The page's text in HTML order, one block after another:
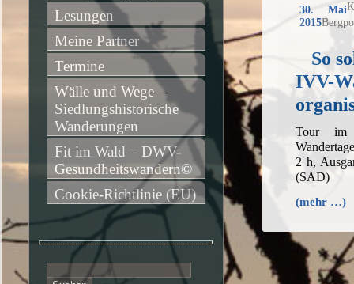
30. Mai
2015
So
IVV-
Tour im
2 h,
(SAD)
(mehr …)
Lesungen
Meine Partner
Termine
Wälle und Wege –
Siedlungshistorische
Wanderungen
Fit im Wald – DWV-
Gesundheitswandern©
Cookie-Richtlinie (EU)